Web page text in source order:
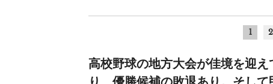
1 2
高校野球の地方大会が佳境を迎